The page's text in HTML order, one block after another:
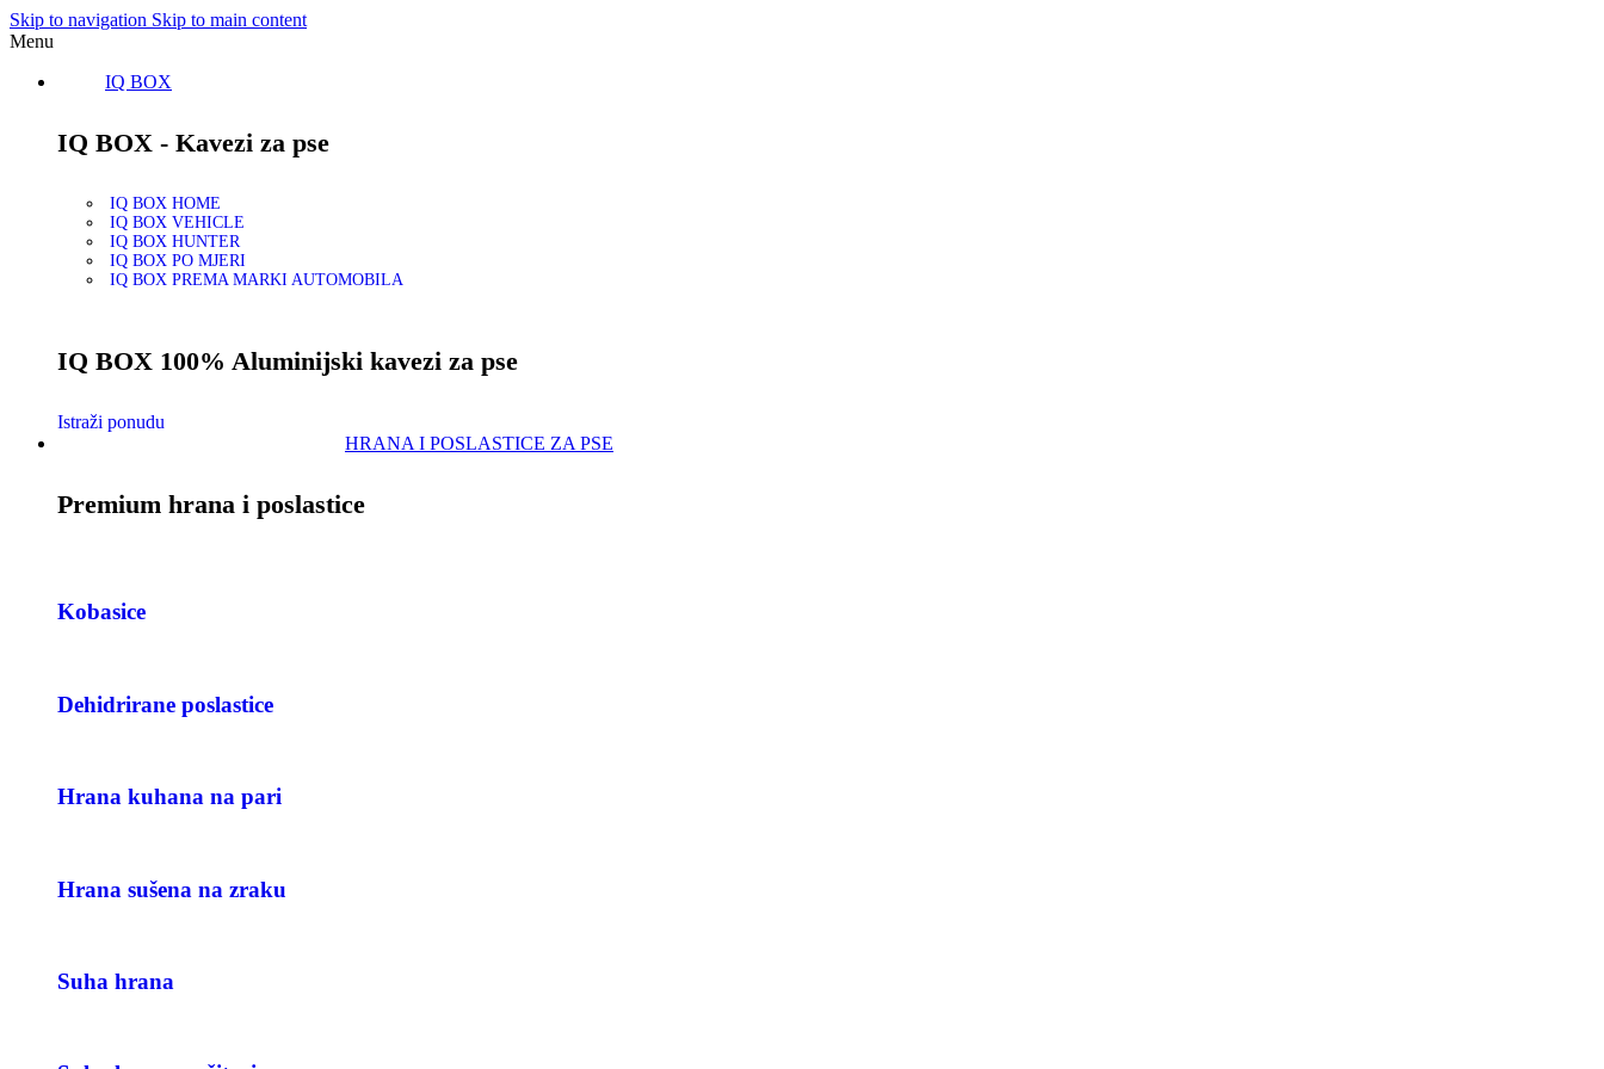
Skip to navigation Skip to main content
Menu
IQ BOX
IQ BOX - Kavezi za pse
IQ BOX HOME
IQ BOX VEHICLE
IQ BOX HUNTER
IQ BOX PO MJERI
IQ BOX PREMA MARKI AUTOMOBILA
IQ BOX 100% Aluminijski kavezi za pse
Istraži ponudu
HRANA I POSLASTICE ZA PSE
Premium hrana i poslastice
Kobasice
Dehidrirane poslastice
Hrana kuhana na pari
Hrana sušena na zraku
Suha hrana